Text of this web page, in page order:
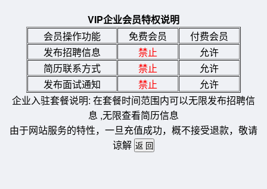
VIP企业会员特权说明
会员操作功能
免费会员
付费会员
发布招聘信息
禁止
允许
简历联系方式
禁止
允许
发布面试通知
禁止
允许
企业入驻套餐说明: 在套餐时间范围内可以无限发布招聘信
息 ,无限查看简历信息
由于网站服务的特性，一旦充值成功，概不接受退款，敬请
谅解